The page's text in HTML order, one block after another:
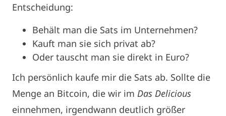
Entscheidung:
Behält man die Sats im Unternehmen?
Kauft man sie sich privat ab?
Oder tauscht man sie direkt in Euro?
Ich persönlich kaufe mir die Sats ab. Sollte die
Menge an Bitcoin, die wir im Das Delicious
einnehmen, irgendwann deutlich größer